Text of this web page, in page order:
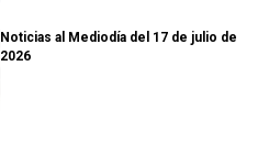
Noticias al Mediodía del 17 de julio de
2026